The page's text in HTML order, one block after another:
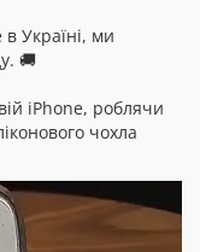
Україні, ми
🚚
iPhone, роблячи
чохла